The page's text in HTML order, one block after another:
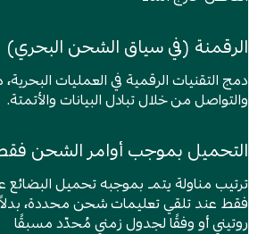
الرقمنة (في سياق الشحن البحري)
دمج التقنيات الرقمية في العمليات البحرية،
والتواصل من خلال تبادل البيانات والأتمتة.
التحميل بموجب أوامر الشحن فقط
ترتيب مناولة يتم بموجبه تحميل البضائع
فقط عند تلقي تعليمات شحن محددة، بدلاً
روتيني أو وفقًا لجدول زمني مُحدّد مسبقًا